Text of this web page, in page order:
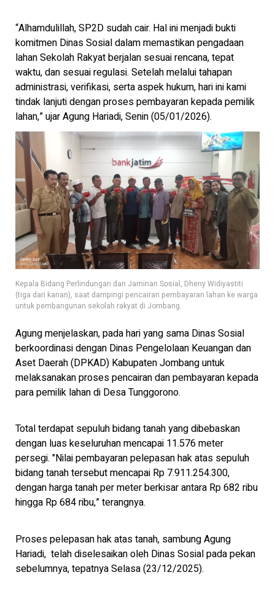
“Alhamdulillah, SP2D sudah cair. Hal ini menjadi bukti
komitmen Dinas Sosial dalam memastikan pengadaan
lahan Sekolah Rakyat berjalan sesuai rencana, tepat
waktu, dan sesuai regulasi. Setelah melalui tahapan
administrasi, verifikasi, serta aspek hukum, hari ini kami
tindak lanjuti dengan proses pembayaran kepada pemilik
lahan,” ujar Agung Hariadi, Senin (05/01/2026).
Kepala Bidang Perlindungan dan Jaminan Sosial, Dheny Widiyastiti
(tiga dari kanan), saat dampingi pencairan pembayaran lahan ke warga
untuk pembangunan sekolah rakyat di Jombang.
Agung menjelaskan, pada hari yang sama Dinas Sosial
berkoordinasi dengan Dinas Pengelolaan Keuangan dan
Aset Daerah (DPKAD) Kabupaten Jombang untuk
melaksanakan proses pencairan dan pembayaran kepada
para pemilik lahan di Desa Tunggorono.
Total terdapat sepuluh bidang tanah yang dibebaskan
dengan luas keseluruhan mencapai 11.576 meter
persegi. "Nilai pembayaran pelepasan hak atas sepuluh
bidang tanah tersebut mencapai Rp 7.911.254.300,
dengan harga tanah per meter berkisar antara Rp 682 ribu
hingga Rp 684 ribu,” terangnya.
Proses pelepasan hak atas tanah, sambung Agung
Hariadi, telah diselesaikan oleh Dinas Sosial pada pekan
sebelumnya, tepatnya Selasa (23/12/2025).